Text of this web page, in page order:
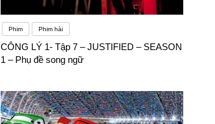
Phim Phim hài
CÔNG LÝ 1- Tập 7 – JUSTIFIED – SEASON
1 – Phụ đề song ngữ